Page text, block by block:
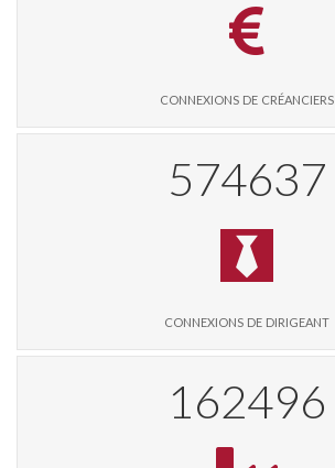
connexions de créanciers
589025
connexions de dirigeant
166538